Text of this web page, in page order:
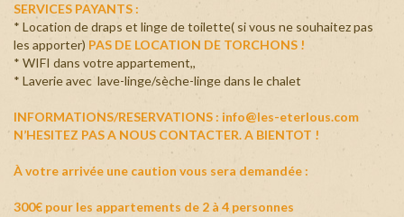
SERVICES PAYANTS :
* Location de draps et linge de toilette( si vous ne souhaitez pas
les apporter) PAS DE LOCATION DE TORCHONS !
* WIFI dans votre appartement,,
* Laverie avec lave-linge/sèche-linge dans le chalet
INFORMATIONS/RESERVATIONS : info@les-eterlous.com
N’HESITEZ PAS A NOUS CONTACTER. A BIENTOT !
À votre arrivée une caution vous sera demandée :
300€ pour les appartements de 2 à 4 personnes